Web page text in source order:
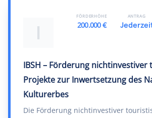
I
IBSH – Förderung
Projekte zur Inwertsetzung des
Kulturerbes
Die Förderung nichtinvestiver
FÖRDERHÖHE
200.000 €
ANTRAG